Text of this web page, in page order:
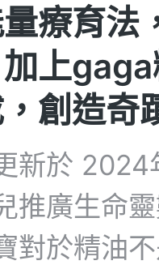
療育法
上
創造奇
新於
推廣生命
對於精油